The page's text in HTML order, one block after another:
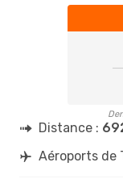
Distance :
Aéroports de